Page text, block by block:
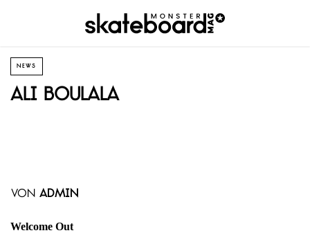
NEWS
Ali Boulala
von admin
Welcome Out